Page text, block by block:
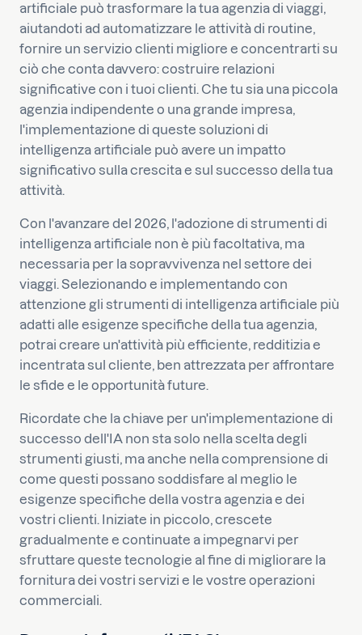
artificiale può trasformare la tua agenzia di viaggi,
aiutandoti ad automatizzare le attività di routine,
fornire un servizio clienti migliore e concentrarti su
ciò che conta davvero: costruire relazioni
significative con i tuoi clienti. Che tu sia una piccola
agenzia indipendente o una grande impresa,
l'implementazione di queste soluzioni di
intelligenza artificiale può avere un impatto
significativo sulla crescita e sul successo della tua
attività.
Con l'avanzare del 2026, l'adozione di strumenti di
intelligenza artificiale non è più facoltativa, ma
necessaria per la sopravvivenza nel settore dei
viaggi. Selezionando e implementando con
attenzione gli strumenti di intelligenza artificiale più
adatti alle esigenze specifiche della tua agenzia,
potrai creare un'attività più efficiente, redditizia e
incentrata sul cliente, ben attrezzata per affrontare
le sfide e le opportunità future.
Ricordate che la chiave per un'implementazione di
successo dell'IA non sta solo nella scelta degli
strumenti giusti, ma anche nella comprensione di
come questi possano soddisfare al meglio le
esigenze specifiche della vostra agenzia e dei
vostri clienti. Iniziate in piccolo, crescete
gradualmente e continuate a impegnarvi per
sfruttare queste tecnologie al fine di migliorare la
fornitura dei vostri servizi e le vostre operazioni
commerciali.